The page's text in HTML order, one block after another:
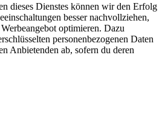
dieses Dienstes können wir den Erfolg
besser nachvollziehen,
optimieren. Dazu
personenbezogenen Daten
Anbietenden ab, sofern du deren